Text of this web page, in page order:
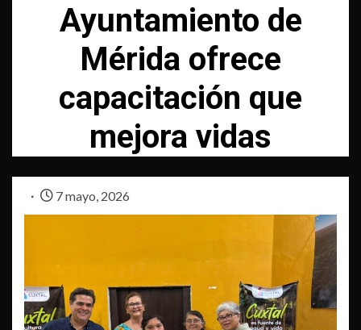
Ayuntamiento de
Mérida ofrece
capacitación que
mejora vidas
7 mayo, 2026